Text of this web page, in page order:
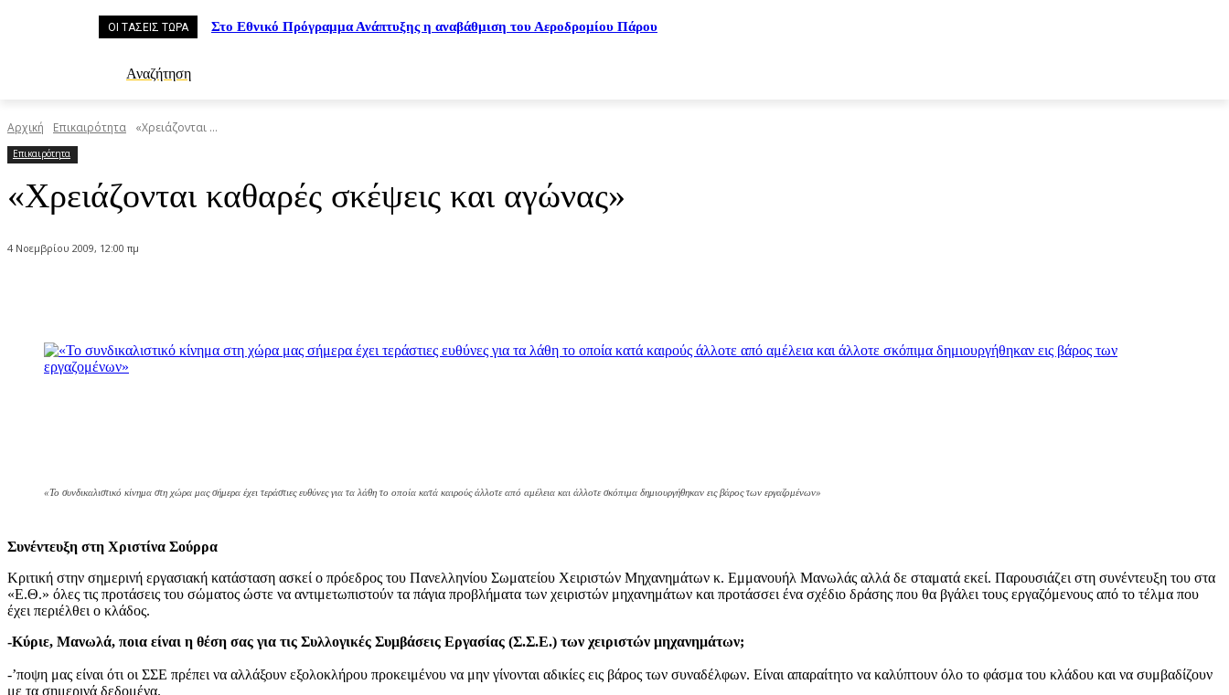
ΟΙ ΤΑΣΕΙΣ ΤΩΡΑ Στο Εθνικό Πρόγραμμα Ανάπτυξης η αναβάθμιση του Αεροδρομίου Πάρου
Αναζήτηση
Αρχική Επικαιρότητα «Χρειάζονται ...
Επικαιρότητα
«Χρειάζονται καθαρές σκέψεις και αγώνας»
4 Νοεμβρίου 2009, 12:00 πμ
«Το συνδικαλιστικό κίνημα στη χώρα μας σήμερα έχει τεράστιες ευθύνες για τα λάθη το οποία κατά καιρούς άλλοτε από αμέλεια και άλλοτε σκόπιμα δημιουργήθηκαν εις βάρος των εργαζομένων»
Συνέντευξη στη Χριστίνα Σούρρα
Κριτική στην σημερινή εργασιακή κατάσταση ασκεί ο πρόεδρος του Πανελληνίου Σωματείου Χειριστών Μηχανημάτων κ. Εμμανουήλ Μανωλάς αλλά δε σταματά εκεί. Παρουσιάζει στη συνέντευξη του στα
«Ε.Θ.» όλες τις προτάσεις του σώματος ώστε να αντιμετωπιστούν τα πάγια προβλήματα των χειριστών μηχανημάτων και προτάσσει ένα σχέδιο δράσης που θα βγάλει τους εργαζόμενους από το τέλμα που
έχει περιέλθει ο κλάδος.
-Κύριε, Μανωλά, ποια είναι η θέση σας για τις Συλλογικές Συμβάσεις Εργασίας (Σ.Σ.Ε.) των χειριστών μηχανημάτων;
-ʼποψη μας είναι ότι οι ΣΣΕ πρέπει να αλλάξουν εξολοκλήρου προκειμένου να μην γίνονται αδικίες εις βάρος των συναδέλφων. Είναι απαραίτητο να καλύπτουν όλο το φάσμα του κλάδου και να συμβαδίζουν
με τα σημερινά δεδομένα.